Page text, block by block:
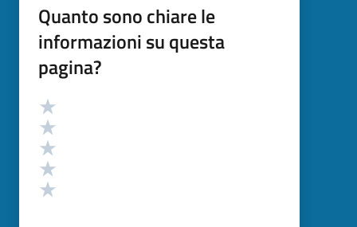
Quanto sono chiare le
informazioni su questa
pagina?
Valutazione